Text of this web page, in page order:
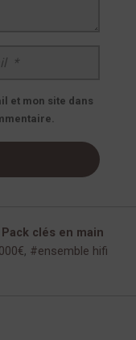
et mon site dans
Pack clés en main
,
ensemble hifi